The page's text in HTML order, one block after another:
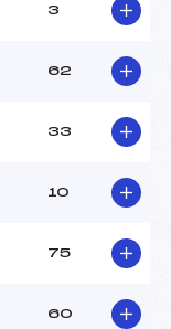
3
62
33
10
75
60